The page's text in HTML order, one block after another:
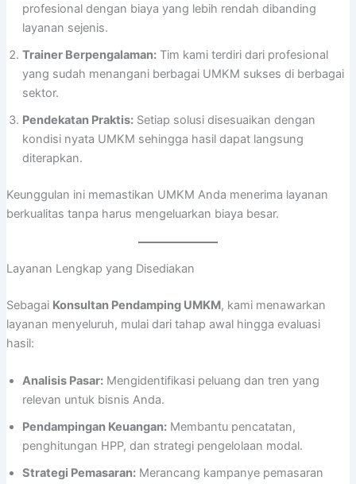
profesional dengan biaya yang lebih rendah dibanding
layanan sejenis.
Trainer Berpengalaman:Tim kami terdiri dari profesional
yang sudah menangani berbagai UMKM sukses di berbagai
sektor.
Pendekatan Praktis:Setiap solusi disesuaikan dengan
kondisi nyata UMKM sehingga hasil dapat langsung
diterapkan.
Keunggulan ini memastikan UMKM Anda menerima layanan
berkualitas tanpa harus mengeluarkan biaya besar.
Layanan Lengkap yang Disediakan
Sebagai Konsultan Pendamping UMKM, kami menawarkan
layanan menyeluruh, mulai dari tahap awal hingga evaluasi
hasil:
Analisis Pasar:Mengidentifikasi peluang dan tren yang
relevan untuk bisnis Anda.
Pendampingan Keuangan:Membantu pencatatan,
penghitungan HPP, dan strategi pengelolaan modal.
Strategi Pemasaran:Merancang kampanye pemasaran